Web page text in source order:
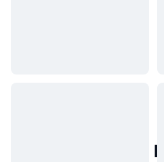
Actifs du Monde